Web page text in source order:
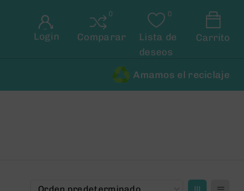
Login Comparar
Lista de
deseos
Carrito
Amamos el reciclaje